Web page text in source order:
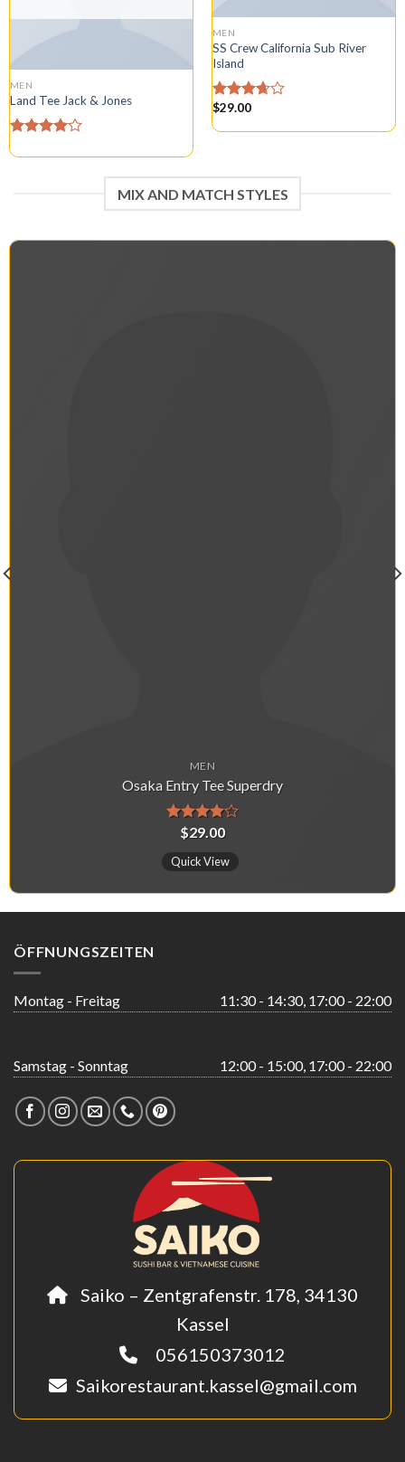
MEN
SS Crew California Sub River
Island
Được
xếp
$29.00
MEN
Land Tee Jack & Jones
Được
xếp hạng
MIX AND MATCH STYLES
MEN
Osaka Entry Tee Superdry
Được
4.005
sao
$29.00
Quick View
ÖFFNUNGSZEITEN
Montag - Freitag 11:30 - 14:30, 17:00 - 22:00
Samstag - Sonntag 12:00 - 15:00, 17:00 - 22:00
Saiko – Zentgrafenstr. 178, 34130
Kassel
056150373012
Saikorestaurant.kassel@gmail.com